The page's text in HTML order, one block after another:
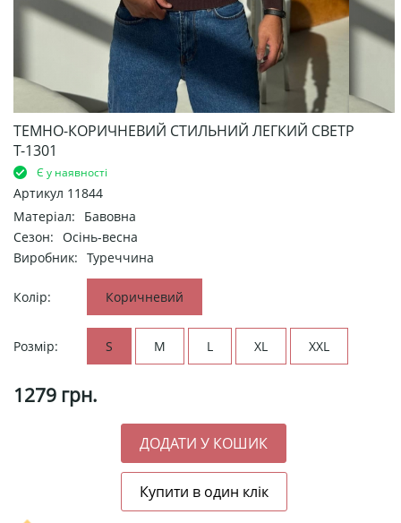
ТЕМНО-КОРИЧНЕВИЙ СТИЛЬНИЙ ЛЕГКИЙ СВЕТР
Т-1301
Є у наявності
Артикул 11844
Матеріал:
Бавовна
Сезон: Осінь-весна
Виробник: Туреччина
Колір: Коричневий
Розмір: S M L XL XXL
1279 грн.